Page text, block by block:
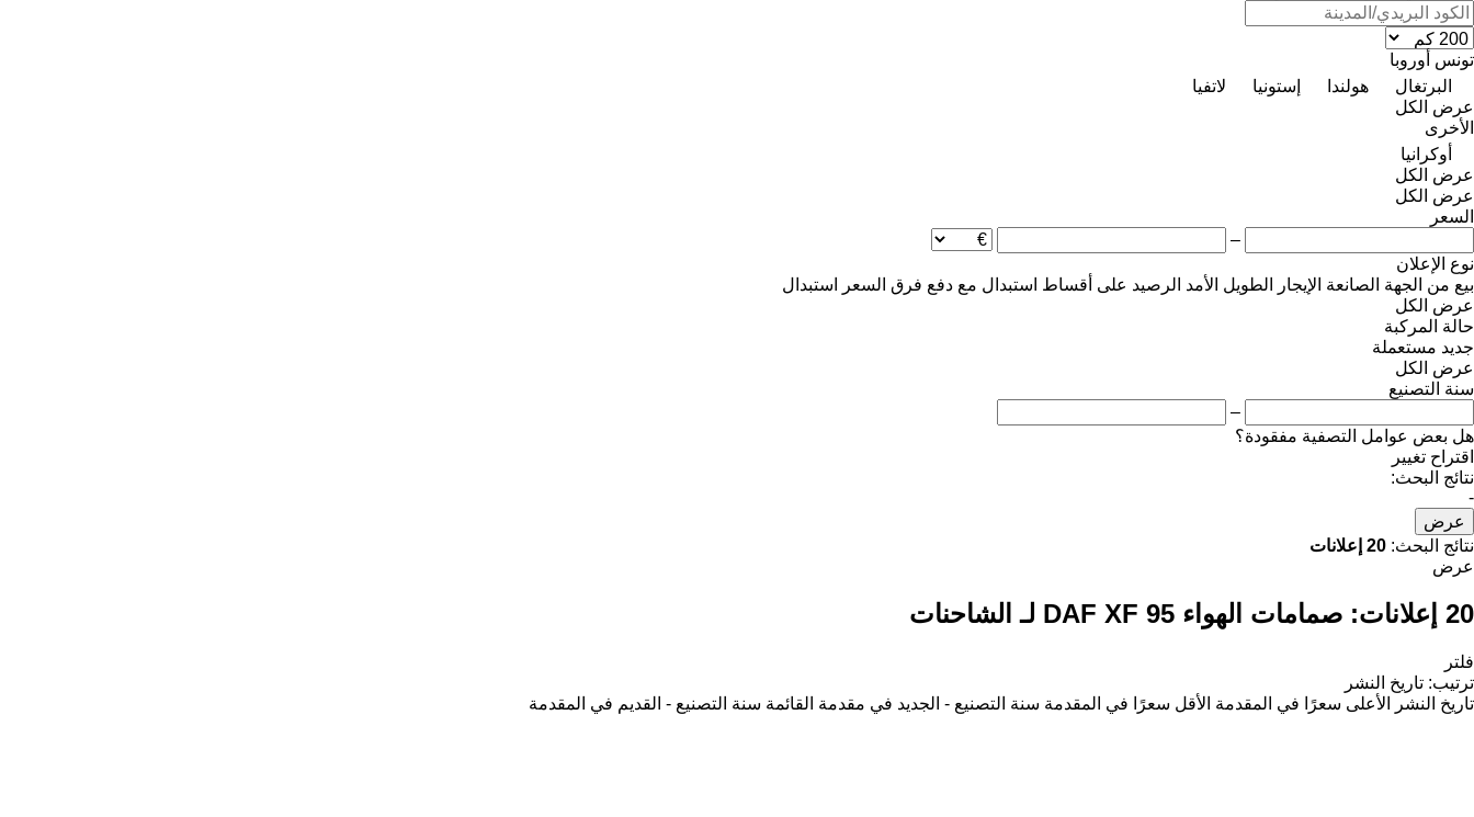
تونس أوروبا
البرتغال
هولندا إستونيا
لاتفيا
عرض الكل
الأخرى
أوكرانيا
عرض الكل
عرض الكل
السعر
–
نوع الإعلان
بيع من الجهة الصانعة الإيجار الطويل الأمد الرصيد على أقساط استبدال مع دفع فرق السعر
استبدال
عرض الكل
حالة المركبة
جديد مستعملة
عرض الكل
سنة التصنيع
–
هل بعض عوامل التصفية مفقودة؟
اقتراح تغيير
نتائج البحث:
-
عرض
نتائج البحث: 20 إعلانات
عرض
20 إعلانات: صمامات الهواء DAF XF 95 لـ الشاحنات
فلتر
ترتيب: تاريخ النشر
تاريخ النشر
الأعلى سعرًا في المقدمة الأقل سعرًا في المقدمة سنة التصنيع - الجديد في مقدمة القائمة سنة التصنيع - القديم في المقدمة